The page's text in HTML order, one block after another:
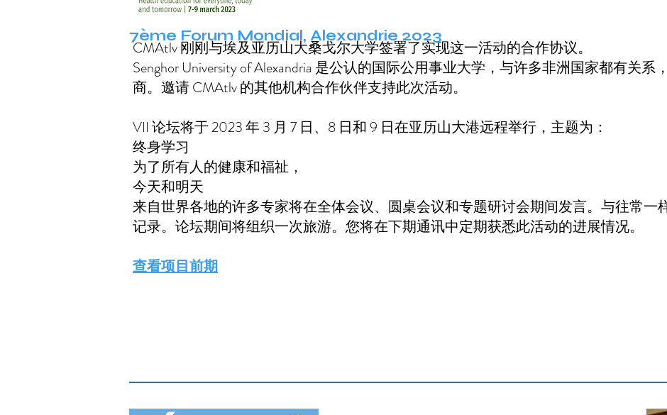
CMAtlv 刚刚与埃及亚历山大桑戈尔大学签署了实现这一活动的合作协议。
Senghor University of Alexandria 是公认的国际公用事业大学，与许多非洲国家都有关
商。邀请 CMAtlv 的其他机构合作伙伴支持此次活动。
VII 论坛将于 2023 年 3 月 7 日、8 日和 9 日在亚历山大港远程举行，主题为：
终身学习
为了所有人的健康和福祉，
今天和明天
来自世界各地的许多专家将在全体会议、圆桌会议和专题研讨会期间发言。与往常一
记录。论坛期间将组织一次旅游。您将在下期通讯中定期获悉此活动的进展情况。
查看项目前期
​7ème Forum Mondial, Alexandrie 2023